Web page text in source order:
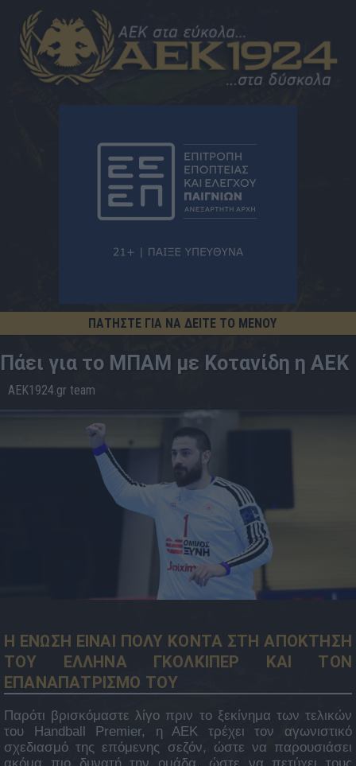
ΠΑΤΗΣΤΕ ΓΙΑ ΝΑ ΔΕΙΤΕ ΤΟ ΜΕΝΟΥ
Πάει για το ΜΠΑΜ με Κοτανίδη η ΑΕΚ
AEK1924.gr team
Η ΕΝΩΣΗ ΕΙΝΑΙ ΠΟΛΥ ΚΟΝΤΑ ΣΤΗ ΑΠΟΚΤΗΣΗ
ΤΟΥ ΕΛΛΗΝΑ ΓΚΟΛΚΙΠΕΡ ΚΑΙ ΤΟΝ
ΕΠΑΝΑΠΑΤΡΙΣΜΟ ΤΟΥ
Παρότι βρισκόμαστε λίγο πριν το ξεκίνημα των τελικών
του Handball Premier, η ΑΕΚ τρέχει τον αγωνιστικό
σχεδιασμό της επόμενης σεζόν, ώστε να παρουσιάσει